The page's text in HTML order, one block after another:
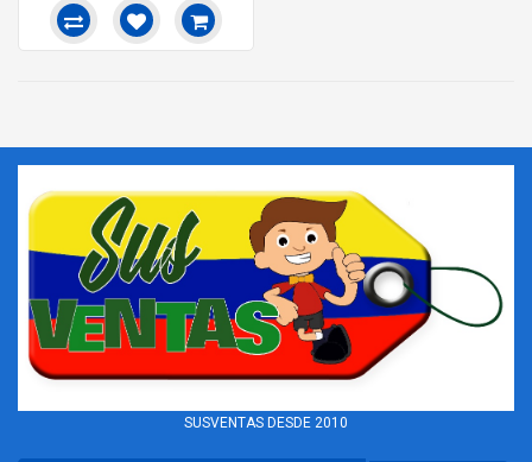
SUSVENTAS DESDE 2010